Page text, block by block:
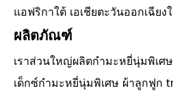
แอฟริกาใต้ เอเชียตะวันออกเฉียง
ผลิตภัณฑ์
เราส่วนใหญ่ผลิตกำมะหยี่นุ่มพิเ
เด็กซ์กำมะหยี่นุ่มพิเศษ ผ้าลูกฟูก